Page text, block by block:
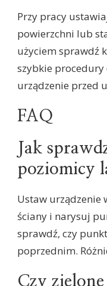
Przy pracy
powierzchni lub
użyciem sprawdź
szybkie procedury
urządzenie przed
FAQ
Jak
poziomicy
Ustaw urządzenie
ściany i narysuj
sprawdź, czy
poprzednim.
Czy